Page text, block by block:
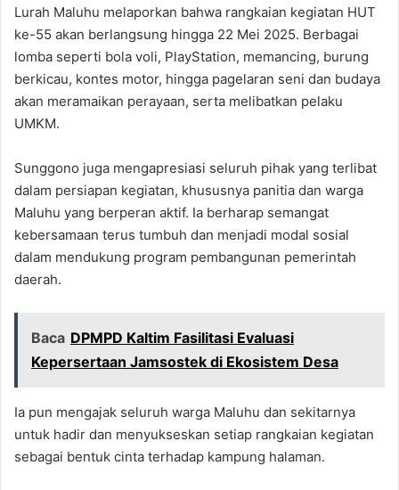
Lurah Maluhu melaporkan bahwa rangkaian kegiatan HUT
ke-55 akan berlangsung hingga 22 Mei 2025. Berbagai
lomba seperti bola voli, PlayStation, memancing, burung
berkicau, kontes motor, hingga pagelaran seni dan budaya
akan meramaikan perayaan, serta melibatkan pelaku
UMKM.
Sunggono juga mengapresiasi seluruh pihak yang terlibat
dalam persiapan kegiatan, khususnya panitia dan warga
Maluhu yang berperan aktif. Ia berharap semangat
kebersamaan terus tumbuh dan menjadi modal sosial
dalam mendukung program pembangunan pemerintah
daerah.
Baca DPMPD Kaltim Fasilitasi Evaluasi
Kepersertaan Jamsostek di Ekosistem Desa
Ia pun mengajak seluruh warga Maluhu dan sekitarnya
untuk hadir dan menyukseskan setiap rangkaian kegiatan
sebagai bentuk cinta terhadap kampung halaman.